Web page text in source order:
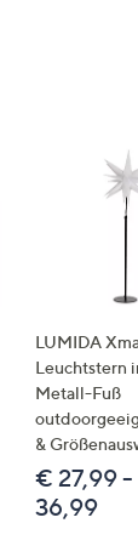
LUMIDA
Leuchtstern
Metall-Fuß
&
€ 27,99
36,99